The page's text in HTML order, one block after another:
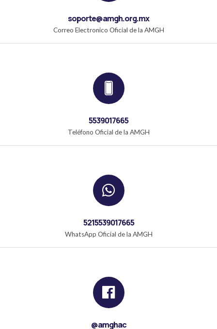
soporte@amgh.org.mx
Correo Electronico Oficial de la AMGH
5539017665
Teléfono Oficial de la AMGH
5215539017665
WhatsApp Oficial de la AMGH
@amghac